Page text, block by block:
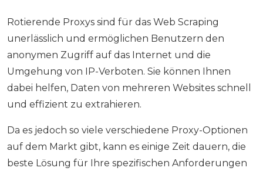
Rotierende Proxys sind für das Web Scraping
unerlässlich und ermöglichen Benutzern den
anonymen Zugriff auf das Internet und die
Umgehung von IP-Verboten. Sie können Ihnen
dabei helfen, Daten von mehreren Websites schnell
und effizient zu extrahieren.
Da es jedoch so viele verschiedene Proxy-Optionen
auf dem Markt gibt, kann es einige Zeit dauern, die
beste Lösung für Ihre spezifischen Anforderungen